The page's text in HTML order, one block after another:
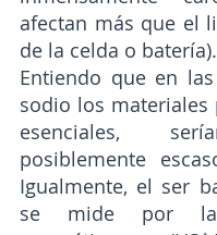
afectan más que el
de la celda o batería).
Entiendo que en
sodio los materiales
esenciales,
posiblemente
Igualmente, el ser
se mide por la